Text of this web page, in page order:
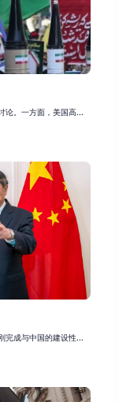
论。一方面，美国高...
完成与中国的建设性...